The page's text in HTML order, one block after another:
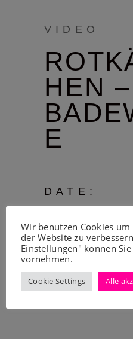
VIDEO
HEN –
E
DATE:
Wir benutzen Cookies
der Website zu
Einstellungen" können
vornehmen.
Cookie Settings Alle